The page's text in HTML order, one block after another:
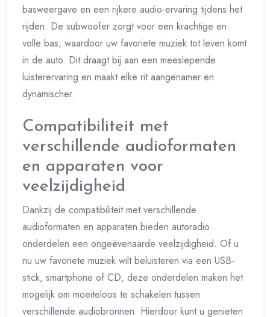
basweergave en een rijkere audio-ervaring tijdens het
rijden. De subwoofer zorgt voor een krachtige en
volle bas, waardoor uw favoriete muziek tot leven komt
in de auto. Dit draagt bij aan een meeslepende
luisterervaring en maakt elke rit aangenamer en
dynamischer.
Compatibiliteit met
verschillende audioformaten
en apparaten voor
veelzijdigheid
Dankzij de compatibiliteit met verschillende
audioformaten en apparaten bieden autoradio
onderdelen een ongeëvenaarde veelzijdigheid. Of u
nu uw favoriete muziek wilt beluisteren via een USB-
stick, smartphone of CD, deze onderdelen maken het
mogelijk om moeiteloos te schakelen tussen
verschillende audiobronnen. Hierdoor kunt u genieten